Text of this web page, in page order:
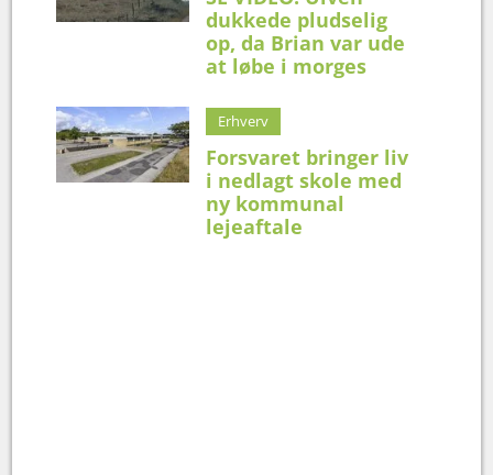
dukkede pludselig
op, da Brian var ude
at løbe i morges
Erhverv
Forsvaret bringer liv
i nedlagt skole med
ny kommunal
lejeaftale